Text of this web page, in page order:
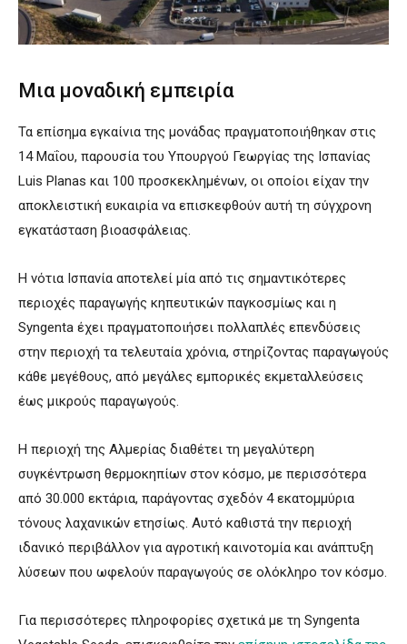
Μια μοναδική εμπειρία
Τα επίσημα εγκαίνια της μονάδας πραγματοποιήθηκαν στις
14 Μαΐου, παρουσία του Υπουργού Γεωργίας της Ισπανίας
Luis Planas και 100 προσκεκλημένων, οι οποίοι είχαν την
αποκλειστική ευκαιρία να επισκεφθούν αυτή τη σύγχρονη
εγκατάσταση βιοασφάλειας.
Η νότια Ισπανία αποτελεί μία από τις σημαντικότερες
περιοχές παραγωγής κηπευτικών παγκοσμίως και η
Syngenta έχει πραγματοποιήσει πολλαπλές επενδύσεις
στην περιοχή τα τελευταία χρόνια, στηρίζοντας παραγωγούς
κάθε μεγέθους, από μεγάλες εμπορικές εκμεταλλεύσεις
έως μικρούς παραγωγούς.
Η περιοχή της Αλμερίας διαθέτει τη μεγαλύτερη
συγκέντρωση θερμοκηπίων στον κόσμο, με περισσότερα
από 30.000 εκτάρια, παράγοντας σχεδόν 4 εκατομμύρια
τόνους λαχανικών ετησίως. Αυτό καθιστά την περιοχή
ιδανικό περιβάλλον για αγροτική καινοτομία και ανάπτυξη
λύσεων που ωφελούν παραγωγούς σε ολόκληρο τον κόσμο.
Για περισσότερες πληροφορίες σχετικά με τη Syngenta